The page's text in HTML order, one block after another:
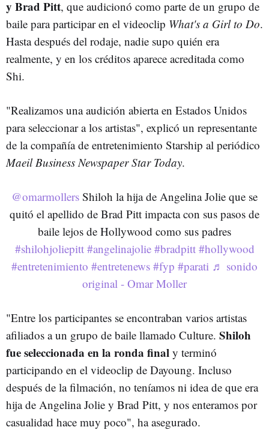
y Brad Pitt, que audicionó como parte de un grupo de
baile para participar en el videoclip What's a Girl to Do.
Hasta después del rodaje, nadie supo quién era
realmente, y en los créditos aparece acreditada como
Shi.
"Realizamos una audición abierta en Estados Unidos
para seleccionar a los artistas", explicó un representante
de la compañía de entretenimiento Starship al periódico
Maeil Business Newspaper Star Today.
@omarmollers Shiloh la hija de Angelina Jolie que se
quitó el apellido de Brad Pitt impacta con sus pasos de
baile lejos de Hollywood como sus padres
#shilohjoliepitt #angelinajolie #bradpitt #hollywood
#entretenimiento #entretenews #fyp #parati ♬ sonido
original - Omar Moller
"Entre los participantes se encontraban varios artistas
afiliados a un grupo de baile llamado Culture. Shiloh
fue seleccionada en la ronda final y terminó
participando en el videoclip de Dayoung. Incluso
después de la filmación, no teníamos ni idea de que era
hija de Angelina Jolie y Brad Pitt, y nos enteramos por
casualidad hace muy poco", ha asegurado.